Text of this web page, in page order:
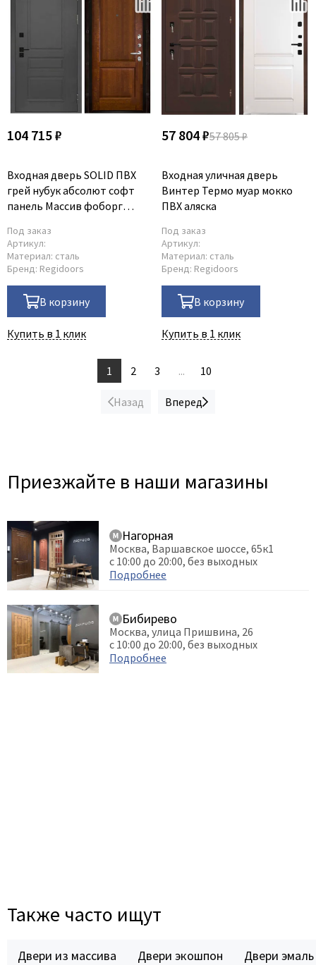
104 715 ₽
Входная дверь SOLID ПВХ
грей нубук абсолют софт
панель Массив фоборг
Под заказ
Артикул:
Материал: сталь
Бренд: Regidoors
В корзину
Купить в 1 клик
57 804 ₽57 805 ₽
Входная уличная дверь
Винтер Термо муар мокко
ПВХ аляска
Под заказ
Артикул:
Материал: сталь
Бренд: Regidoors
В корзину
Купить в 1 клик
Назад
1 2 3 ... 10
Вперед
Приезжайте в наши магазины
Нагорная
Москва, Варшавское шоссе, 65к1
с 10:00 до 20:00, без выходных
Подробнее
Бибирево
Москва, улица Пришвина, 26
с 10:00 до 20:00, без выходных
Подробнее
Также часто ищут
Двери из массива Двери экошпон Двери эмаль